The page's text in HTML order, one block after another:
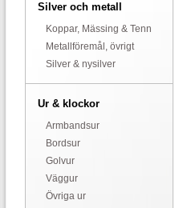
Silver och metall
Koppar, Mässing & Tenn
Metallföremål, övrigt
Silver & nysilver
Ur & klockor
Armbandsur
Bordsur
Golvur
Väggur
Övriga ur